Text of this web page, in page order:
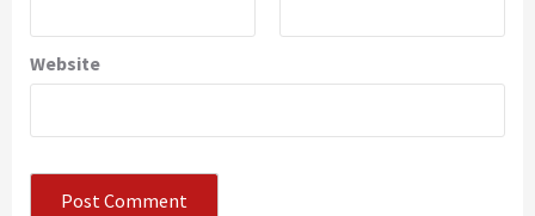
Website